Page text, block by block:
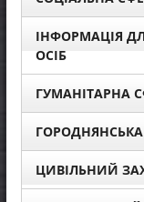
ІНФОРМАЦІЯ
ОСІБ
ГУМАНІТАРНА
ЦИВІЛЬНИЙ